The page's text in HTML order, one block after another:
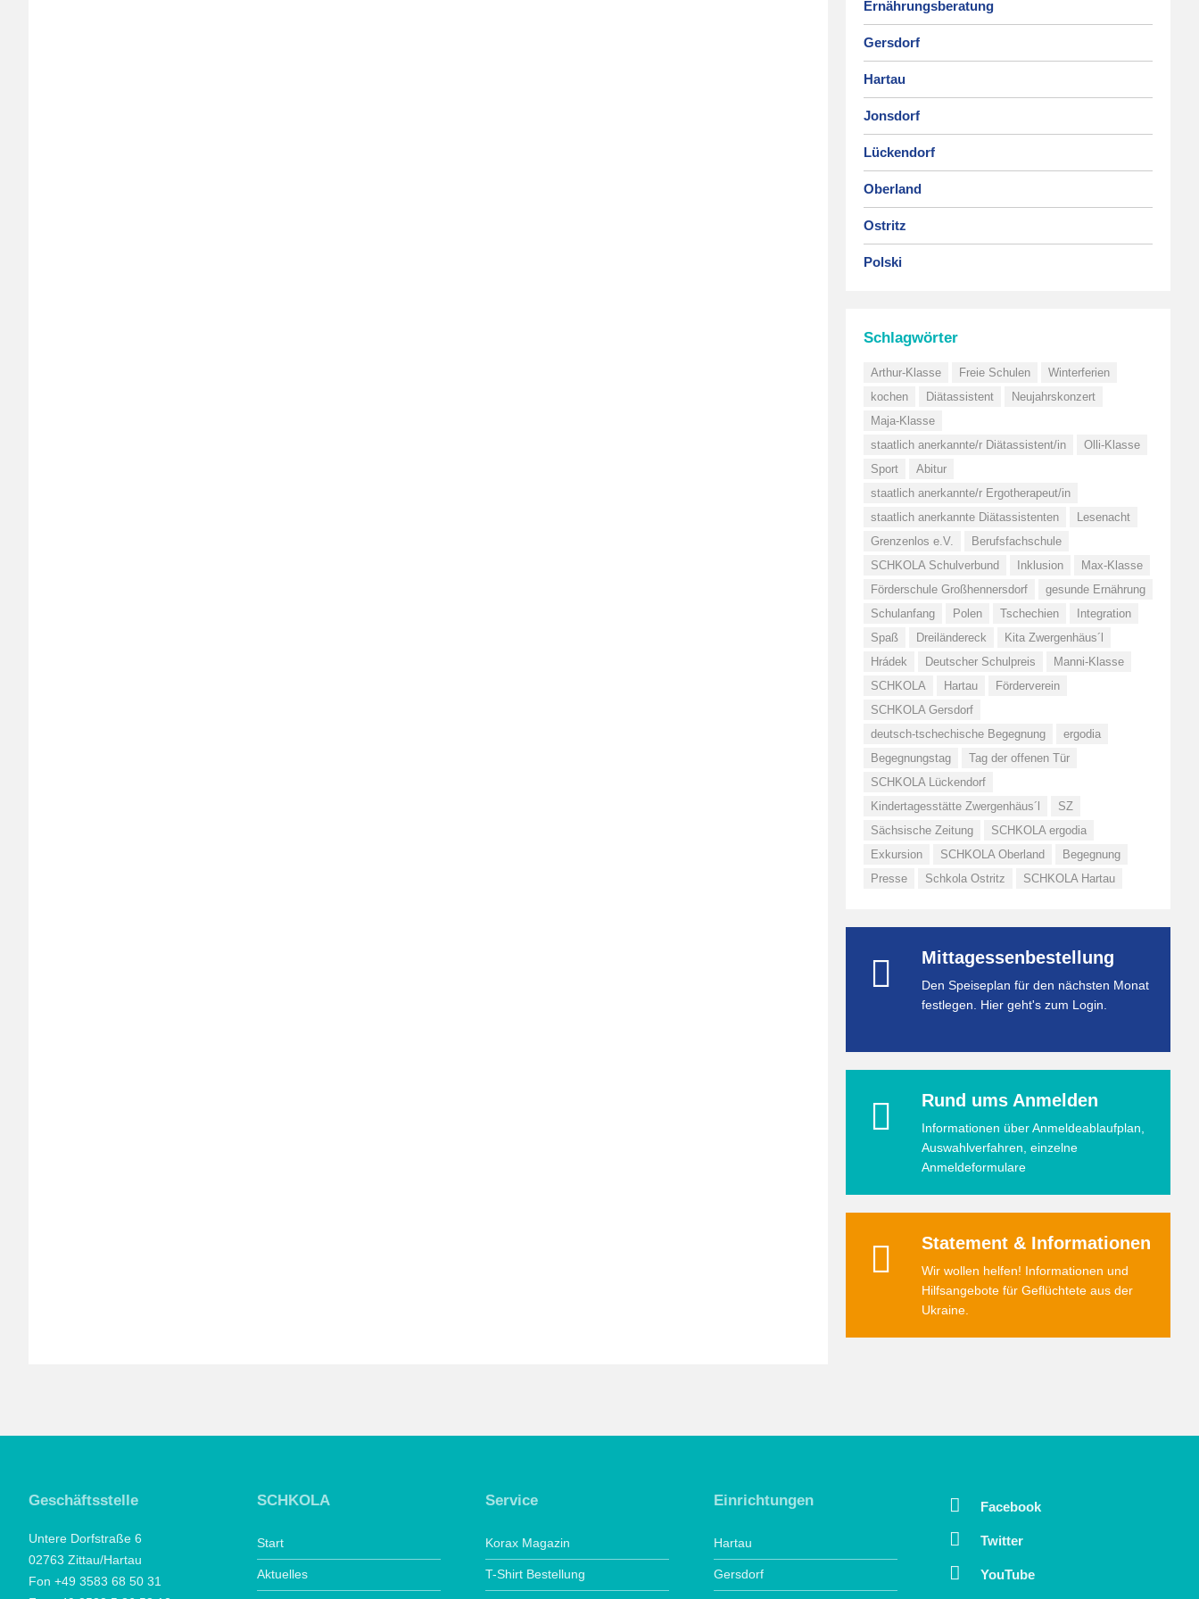
Ernährungsberatung
Gersdorf
Hartau
Jonsdorf
Lückendorf
Oberland
Ostritz
Polski
Schlagwörter
Arthur-Klasse Freie Schulen
Winterferien
kochen
Diätassistent
Neujahrskonzert
Maja-Klasse
staatlich anerkannte/r Diätassistent/in
Olli-Klasse
Sport
Abitur
staatlich anerkannte/r Ergotherapeut/in
staatlich anerkannte Diätassistenten
Lesenacht
Grenzenlos e.V.
Berufsfachschule
SCHKOLA Schulverbund
Inklusion
Max-Klasse
Förderschule Großhennersdorf
gesunde Ernährung
Schulanfang
Polen Tschechien
Integration
Spaß
Dreiländereck
Kita Zwergenhäus´l
Hrádek
Deutscher Schulpreis
Manni-Klasse
SCHKOLA
Hartau
Förderverein
SCHKOLA Gersdorf
deutsch-tschechische Begegnung
ergodia
Begegnungstag
Tag der offenen Tür
SCHKOLA Lückendorf
Kindertagesstätte Zwergenhäus´l
SZ
Sächsische Zeitung
SCHKOLA ergodia
Exkursion
SCHKOLA Oberland
Begegnung
Presse
Schkola Ostritz SCHKOLA Hartau
Mittagessenbestellung
Den Speiseplan für den nächsten Monat
festlegen. Hier geht's zum Login.
Rund ums Anmelden
Informationen über Anmeldeablaufplan,
Auswahlverfahren, einzelne
Anmeldeformulare
Statement & Informationen
Wir wollen helfen! Informationen und
Hilfsangebote für Geflüchtete aus der
Ukraine.
Geschäftsstelle
Untere Dorfstraße 6
02763 Zittau/Hartau
Fon +49 3583 68 50 31
SCHKOLA
Start
Aktuelles
Service
Korax Magazin
T-Shirt Bestellung
Einrichtungen
Hartau
Gersdorf
Facebook
Twitter
YouTube